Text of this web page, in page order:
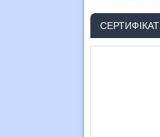
СЕРТИФІКАТ